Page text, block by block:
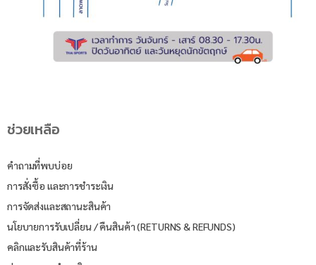
ช่วยเหลือ
คำถามที่พบบ่อย
การสั่งซื้อ และการชำระเงิน
การจัดส่งและสถานะสินค้า
นโยบายการรับเปลี่ยน / คืนสินค้า (RETURNS & REFUNDS)
คลิกและรับสินค้าที่ร้าน